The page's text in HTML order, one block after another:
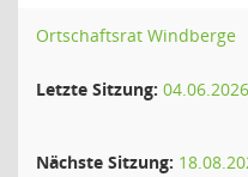
Ortschaftsrat Windberge
Letzte Sitzung: 04.06.2026
Nächste Sitzung: